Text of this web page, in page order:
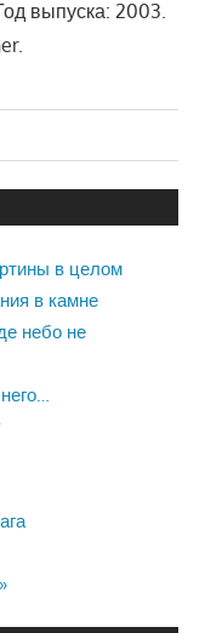
выпуска: 2003.
в целом
в камне
небо не